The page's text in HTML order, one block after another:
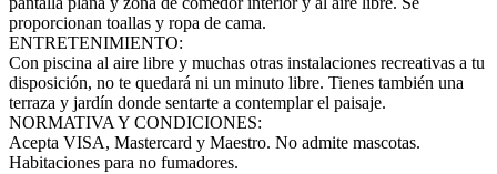
proporcionan toallas y ropa de cama.
ENTRETENIMIENTO:
Con piscina al aire libre y muchas otras instalaciones recreativas a tu
disposición, no te quedará ni un minuto libre. Tienes también una
terraza y jardín donde sentarte a contemplar el paisaje.
NORMATIVA Y CONDICIONES:
Acepta VISA, Mastercard y Maestro. No admite mascotas.
Habitaciones para no fumadores.